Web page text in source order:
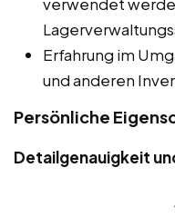
Erfahrung im
und anderen
Persönliche
Detailgenauigkeit